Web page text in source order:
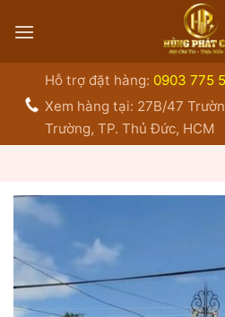
qua
Hỗ trợ đặt hàng: 0903 775
Xem hàng tại: 27B/47
Trường, TP. Thủ Đức, HCM